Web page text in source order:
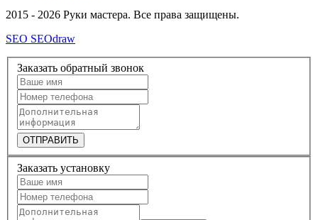
2015 - 2026 Руки мастера. Все права защищены.
SEO SEOdraw
Заказать обратный звонок
ОТПРАВИТЬ
Заказать установку